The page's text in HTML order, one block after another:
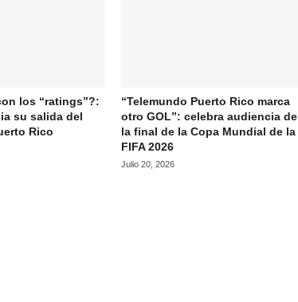
los “ratings”?:
su salida del
Rico
“Telemundo Puerto Rico marca
otro GOL”: celebra audiencia de
la final de la Copa Mundial de la
FIFA 2026
Julio 20, 2026